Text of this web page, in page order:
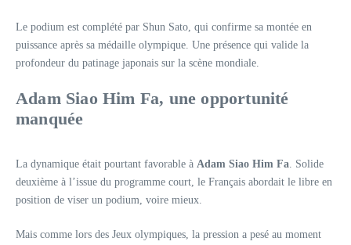
Le podium est complété par Shun Sato, qui confirme sa montée en
puissance après sa médaille olympique. Une présence qui valide la
profondeur du patinage japonais sur la scène mondiale.
Adam Siao Him Fa, une opportunité
manquée
La dynamique était pourtant favorable à Adam Siao Him Fa . Solide
deuxième à l’issue du programme court, le Français abordait le libre en
position de viser un podium, voire mieux.
Mais comme lors des Jeux olympiques, la pression a pesé au moment